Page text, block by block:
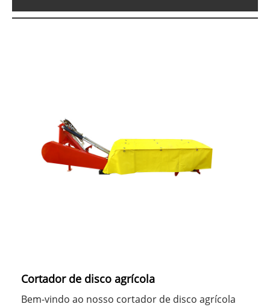
Cortador de disco agrícola
Bem-vindo ao nosso cortador de disco agrícola